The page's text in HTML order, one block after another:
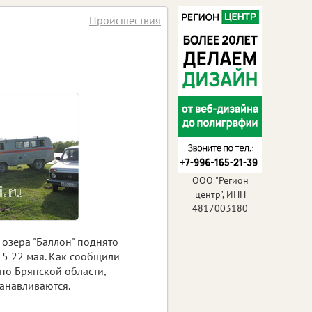
Происшествия
"Баллон" поднято
22 мая. Как сообщили
Брянской области,
ООО "Регион
центр", ИНН
4817003180